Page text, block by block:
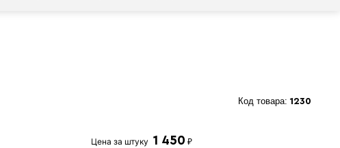
Код товара: 1230
Цена за штуку 1 450 ₽